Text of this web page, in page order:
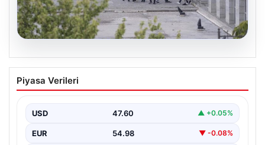
Etimesgut Belediyesi’nde Geniş
Kapsamlı Soruşturma: Başkan
Çıktı
Ankara'nın Etimesgut ilçesinde yer alan belediyeye
yönelik yürütülen kapsamlı bir soruşturmanın son
Piyasa Verileri
USD 47.60 ▲ +0.05%
EUR 54.98 ▼ -0.08%